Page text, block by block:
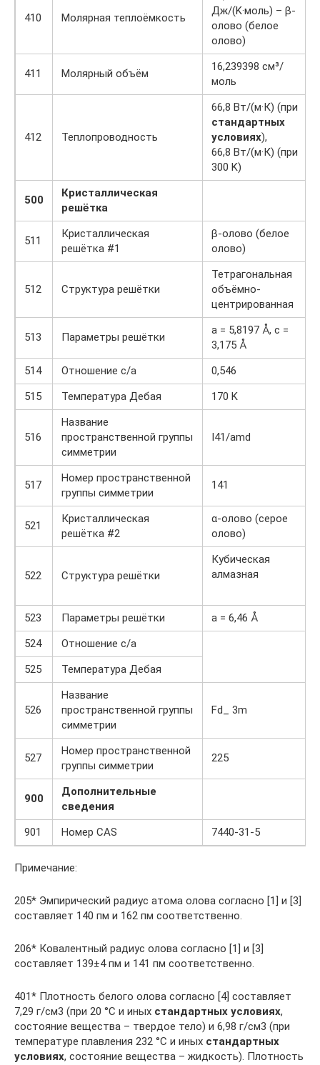
410 Молярная теплоёмкость
Дж/(K·моль) – β-
олово (белое
олово)
411 Молярный объём
16,239398 см³/
моль
412 Теплопроводность
66,8 Вт/(м·К) (при
стандартных
условиях),
66,8 Вт/(м·К) (при
300 K)
500
Кристаллическая
решётка
511
Кристаллическая
решётка #1
β-олово (белое
олово)
512 Структура решётки
Тетрагональная
объёмно-
центрированная
513 Параметры решётки
a = 5,8197 Å, c =
3,175 Å
514
Отношение c/a
0,546
515
Температура Дебая 170 K
516
Название
пространственной группы
симметрии
I41/amd
517
Номер пространственной
группы симметрии
141
521
Кристаллическая
решётка #2
α-олово (серое
олово)
522 Структура решётки
Кубическая
алмазная
523 Параметры решётки
a = 6,46 Å
524
Отношение c/a
525
Температура Дебая
526
Название
пространственной группы
симметрии
Fd_ 3m
527
Номер пространственной
группы симметрии
225
900
Дополнительные
сведения
901
Номер CAS 7440-31-5
Примечание:
205* Эмпирический радиус атома олова согласно [1] и [3]
составляет 140 пм и 162 пм соответственно.
206* Ковалентный радиус олова согласно [1] и [3]
составляет 139±4 пм и 141 пм соответственно.
401* Плотность белого олова согласно [4] составляет
7,29 г/см3 (при 20 °C и иных стандартных условиях,
состояние вещества – твердое тело) и 6,98 г/см3 (при
температуре плавления 232 °C и иных стандартных
условиях, состояние вещества – жидкость). Плотность